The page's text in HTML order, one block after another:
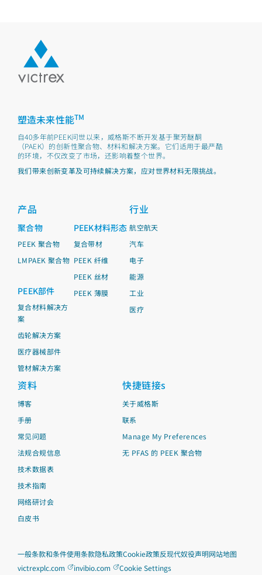
塑造未来性能TM
自40多年前PEEK问世以来，威格斯不断开发基于聚芳醚酮
（PAEK）的创新性聚合物、材料和解决方案。它们适用于最严酷
的环境，不仅改变了市场，还影响着整个世界。
我们带来创新变革及可持续解决方案，应对世界材料无限挑战。
产品
聚合物
PEEK 聚合物
LMPAEK 聚合物
PEEK部件
复合材料解决方
案
齿轮解决方案
医疗器械部件
管材解决方案
PEEK材料形态
复合带材
PEEK 纤维
PEEK 丝材
PEEK 薄膜
行业
航空航天
汽车
电子
能源
工业
医疗
资料
博客
手册
常见问题
法规合规信息
技术数据表
技术指南
网络研讨会
白皮书
快捷链接s
关于威格斯
联系
Manage My Preferences
无 PFAS 的 PEEK 聚合物
一般条款和条件使用条款隐私政策Cookie政策反现代奴役声明网站地图
victrexplc.com
invibio.com Cookie Settings